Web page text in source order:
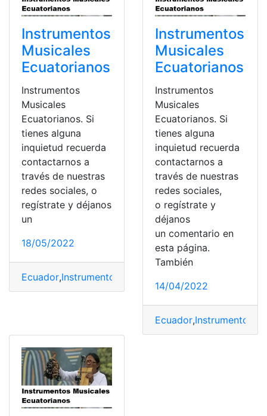
Instrumentos
Musicales
Ecuatorianos
Instrumentos
Musicales
Ecuatorianos. Si
tienes alguna
inquietud recuerda
contactarnos a
través de nuestras
redes sociales, o
regístrate y déjanos
un
18/05/2022
Ecuador,Instrumentos
Instrumentos
Musicales
Ecuatorianos
Instrumentos
Musicales
Ecuatorianos. Si
tienes alguna
inquietud recuerda
contactarnos a
través de nuestras
redes sociales,
o regístrate y
déjanos
un comentario en
esta página.
También
14/04/2022
Ecuador,Instrumentos